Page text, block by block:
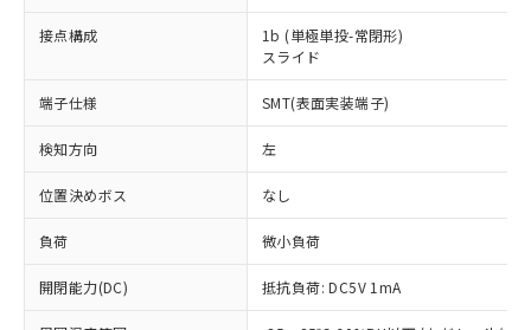
接点構成
1b (単極単投-常閉形)
スライド
端子仕様 SMT(表面実装端子)
検知方向 左
位置決めボス なし
負荷 微小負荷
開閉能力(DC) 抵抗負荷: DC5V 1mA